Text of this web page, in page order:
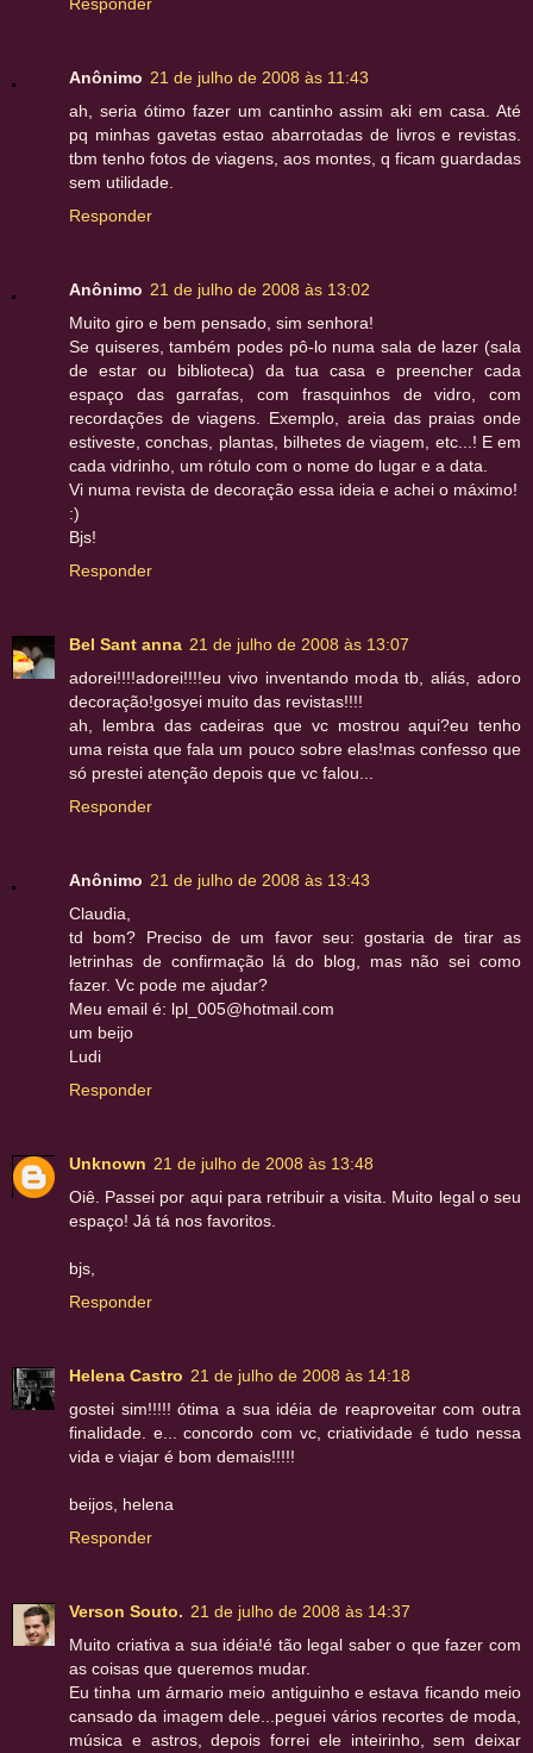
Anônimo 21 de julho de 2008 às 11:43
ah, seria ótimo fazer um cantinho assim aki em casa. Até
pq minhas gavetas estao abarrotadas de livros e revistas.
tbm tenho fotos de viagens, aos montes, q ficam guardadas
sem utilidade.
Responder
Anônimo 21 de julho de 2008 às 13:02
Muito giro e bem pensado, sim senhora!
Se quiseres, também podes pô-lo numa sala de lazer (sala
de estar ou biblioteca) da tua casa e preencher cada
espaço das garrafas, com frasquinhos de vidro, com
recordações de viagens. Exemplo, areia das praias onde
estiveste, conchas, plantas, bilhetes de viagem, etc...! E em
cada vidrinho, um rótulo com o nome do lugar e a data.
Vi numa revista de decoração essa ideia e achei o máximo!
:)
Bjs!
Responder
Bel Sant anna 21 de julho de 2008 às 13:07
adorei!!!!adorei!!!!eu vivo inventando moda tb, aliás, adoro
decoração!gosyei muito das revistas!!!!
ah, lembra das cadeiras que vc mostrou aqui?eu tenho
uma reista que fala um pouco sobre elas!mas confesso que
só prestei atenção depois que vc falou...
Responder
Anônimo 21 de julho de 2008 às 13:43
Claudia,
td bom? Preciso de um favor seu: gostaria de tirar as
letrinhas de confirmação lá do blog, mas não sei como
fazer. Vc pode me ajudar?
Meu email é: lpl_005@hotmail.com
um beijo
Ludi
Responder
Unknown 21 de julho de 2008 às 13:48
Oiê. Passei por aqui para retribuir a visita. Muito legal o seu
espaço! Já tá nos favoritos.
bjs,
Responder
Helena Castro 21 de julho de 2008 às 14:18
gostei sim!!!!! ótima a sua idéia de reaproveitar com outra
finalidade. e... concordo com vc, criatividade é tudo nessa
vida e viajar é bom demais!!!!!
beijos, helena
Responder
Verson Souto. 21 de julho de 2008 às 14:37
Muito criativa a sua idéia!é tão legal saber o que fazer com
as coisas que queremos mudar.
Eu tinha um ármario meio antiguinho e estava ficando meio
cansado da imagem dele...peguei vários recortes de moda,
música e astros, depois forrei ele inteirinho, sem deixar